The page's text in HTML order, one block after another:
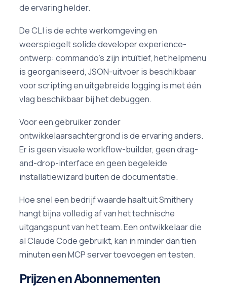
de ervaring helder.
De CLI is de echte werkomgeving en
weerspiegelt solide developer experience-
ontwerp: commando's zijn intuïtief, het helpmenu
is georganiseerd, JSON-uitvoer is beschikbaar
voor scripting en uitgebreide logging is met één
vlag beschikbaar bij het debuggen.
Voor een gebruiker zonder
ontwikkelaarsachtergrond is de ervaring anders.
Er is geen visuele workflow-builder, geen drag-
and-drop-interface en geen begeleide
installatiewizard buiten de documentatie.
Hoe snel een bedrijf waarde haalt uit Smithery
hangt bijna volledig af van het technische
uitgangspunt van het team. Een ontwikkelaar die
al Claude Code gebruikt, kan in minder dan tien
minuten een MCP server toevoegen en testen.
Prijzen en Abonnementen